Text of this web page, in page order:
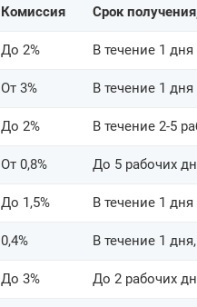
Комиссия Срок
До 2% В течение 1 дня
От 3% В течение 1 дня
До 2% В течение 2-5
От 0,8% До 5 рабочих
До 1,5% В течение 1 дня
0,4% В течение 1
До 3% До 2 рабочих